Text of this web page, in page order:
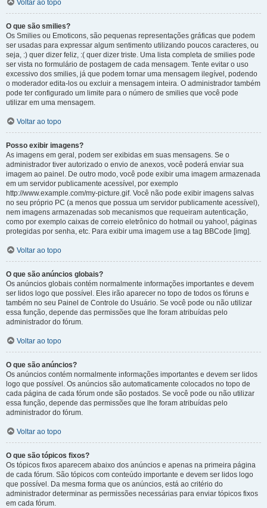
Voltar ao topo
O que são smilies?
Os Smilies ou Emoticons, são pequenas representações gráficas que podem
ser usadas para expressar algum sentimento utilizando poucos caracteres, ou
seja, :) quer dizer feliz, :( quer dizer triste. Uma lista completa de smilies pode
ser vista no formulário de postagem de cada mensagem. Tente evitar o uso
excessivo dos smilies, já que podem tornar uma mensagem ilegível, podendo
o moderador edita-los ou excluir a mensagem inteira. O administrador também
pode ter configurado um limite para o número de smilies que você pode
utilizar em uma mensagem.
Voltar ao topo
Posso exibir imagens?
As imagens em geral, podem ser exibidas em suas mensagens. Se o
administrador tiver autorizado o envio de anexos, você poderá enviar sua
imagem ao painel. De outro modo, você pode exibir uma imagem armazenada
em um servidor publicamente acessível, por exemplo
http://www.example.com/my-picture.gif. Você não pode exibir imagens salvas
no seu próprio PC (a menos que possua um servidor publicamente acessível),
nem imagens armazenadas sob mecanismos que requeiram autenticação,
como por exemplo caixas de correio eletrônico do hotmail ou yahoo!, páginas
protegidas por senha, etc. Para exibir uma imagem use a tag BBCode [img].
Voltar ao topo
O que são anúncios globais?
Os anúncios globais contém normalmente informações importantes e devem
ser lidos logo que possível. Eles irão aparecer no topo de todos os fóruns e
também no seu Painel de Controle do Usuário. Se você pode ou não utilizar
essa função, depende das permissões que lhe foram atribuídas pelo
administrador do fórum.
Voltar ao topo
O que são anúncios?
Os anúncios contém normalmente informações importantes e devem ser lidos
logo que possível. Os anúncios são automaticamente colocados no topo de
cada página de cada fórum onde são postados. Se você pode ou não utilizar
essa função, depende das permissões que lhe foram atribuídas pelo
administrador do fórum.
Voltar ao topo
O que são tópicos fixos?
Os tópicos fixos aparecem abaixo dos anúncios e apenas na primeira página
de cada fórum. São tópicos com conteúdo importante e devem ser lidos logo
que possível. Da mesma forma que os anúncios, está ao critério do
administrador determinar as permissões necessárias para enviar tópicos fixos
em cada fórum.